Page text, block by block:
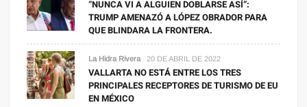
“NUNCA VI A ALGUIEN DOBLARSE ASÍ”:
TRUMP AMENAZÓ A LÓPEZ OBRADOR PARA
QUE BLINDARA LA FRONTERA.
La Hidra Rivera 20 DE ABRIL DE 2022
VALLARTA NO ESTÁ ENTRE LOS TRES
PRINCIPALES RECEPTORES DE TURISMO DE EU
EN MÉXICO